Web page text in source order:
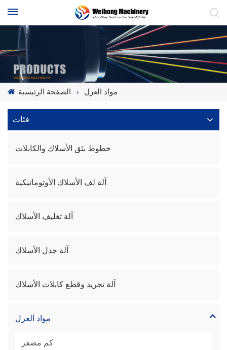
الصفحة الرئيسية مواد العزل
فئات
خطوط بثق الأسلاك والكابلات
آلة لف الأسلاك الأوتوماتيكية
آلة تغليف الأسلاك
آلة جدل الأسلاك
آلة تجريد وقطع كابلات الأسلاك
مواد العزل
كم مضفر